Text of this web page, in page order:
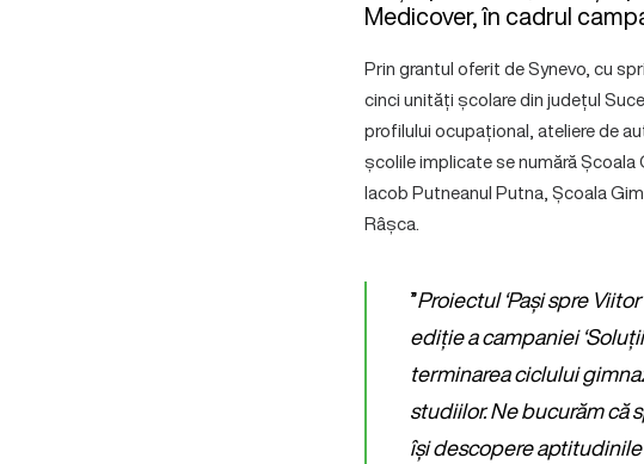
Medicover, în cadrul
Prin grantul oferit de Synevo, cu
cinci unități școlare din județul
profilului ocupațional, ateliere de
școlile implicate se numără
Iacob Putneanul Putna, Școala
Râșca.
”Proiectul ‘Pași spre
ediție a campaniei
terminarea ciclului
studiilor. Ne bucurăm că
își descopere